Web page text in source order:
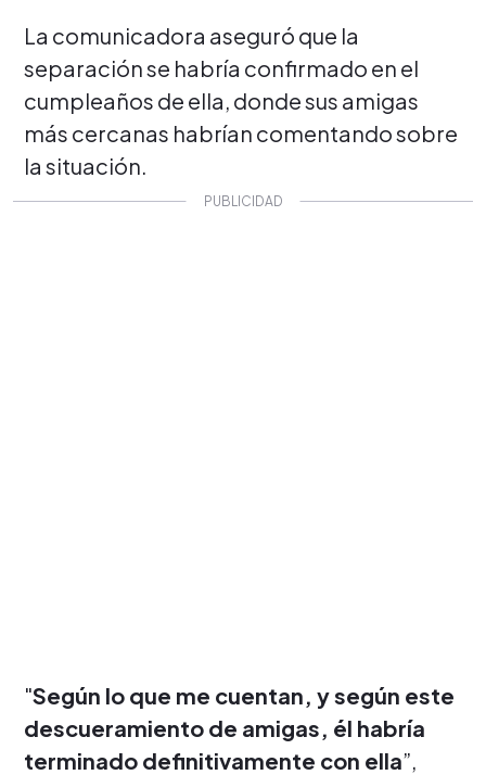
La comunicadora aseguró que la
separación se habría confirmado en el
cumpleaños de ella, donde sus amigas
más cercanas habrían comentando sobre
la situación.
"Según lo que me cuentan, y según este
descueramiento de amigas, él habría
terminado definitivamente con ella”,